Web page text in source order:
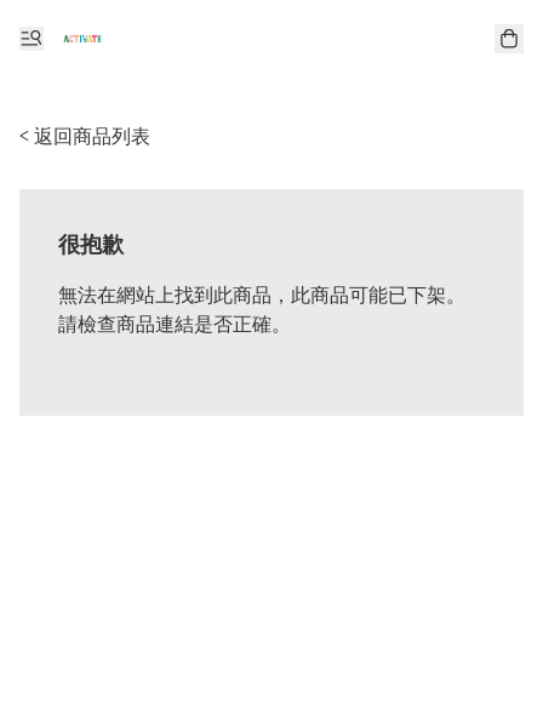
< 返回商品列表
很抱歉
無法在網站上找到此商品，此商品可能已下架。
請檢查商品連結是否正確。